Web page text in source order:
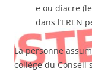
e ou diacre
dans l’EREN
La personne
collège du Conseil